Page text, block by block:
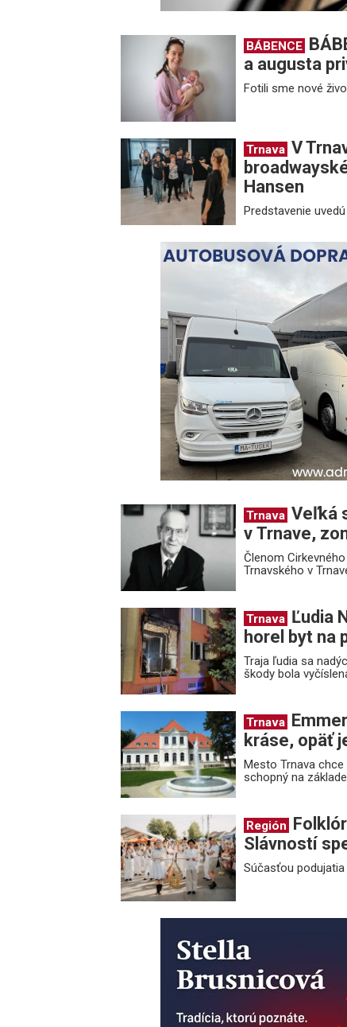
BÁBENCE
a augusta
Fotili sme nové
Trnava V
Hansen
Predstavenie
Trnava Veľká
v Trnave,
Členom
Trnavského v
Trnava Ľudia
horel byt na
Traja ľudia sa
škody bola
Trnava
kráse, opäť
Mesto Trnava
schopný na
Región
Slávností
Súčasťou